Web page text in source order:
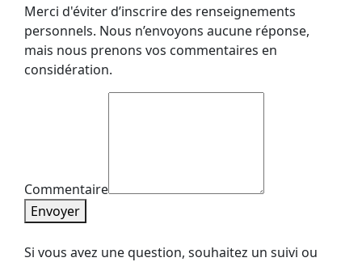
Merci d'éviter d’inscrire des renseignements
personnels. Nous n’envoyons aucune réponse,
mais nous prenons vos commentaires en
considération.
Commentaire
Envoyer
Si vous avez une question, souhaitez un suivi ou